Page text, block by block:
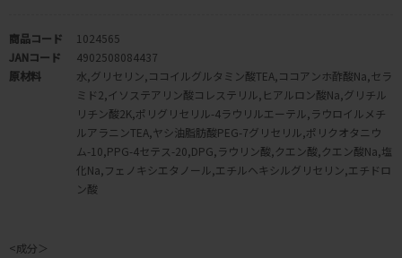
商品コード
1024565
JANコード
4902508084437
原材料
水,グリセリン,ココイルグルタミン酸TEA,ココアンホ酢酸Na,セラ
ミド2,イソステアリン酸コレステリル,ヒアルロン酸Na,グリチル
リチン酸2K,ポリグリセリル-4ラウリルエーテル,ラウロイルメチ
ルアラニンTEA,ヤシ油脂肪酸PEG-7グリセリル,ポリクオタニウ
ム-10,PPG-4セテス-20,DPG,ラウリン酸,クエン酸,クエン酸Na,塩
化Na,フェノキシエタノール,エチルヘキシルグリセリン,エチドロ
ン酸
<成分＞